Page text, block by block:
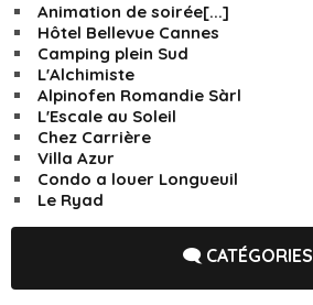
Animation de soirée[...]
Hôtel Bellevue Cannes
Camping plein Sud
L'Alchimiste
Alpinofen Romandie Sàrl
L'Escale au Soleil
Chez Carrière
Villa Azur
Condo a louer Longueuil
Le Ryad
🗨️ CATÉGORIES